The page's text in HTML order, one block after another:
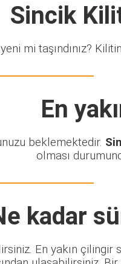
Sincik
mi taşındınız?
En
beklemektedir.
olması
kadar
En yakın